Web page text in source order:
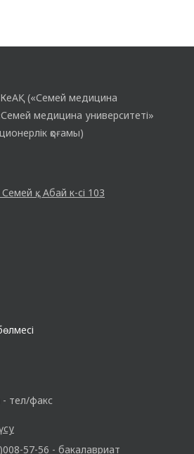
(«Семей медицина
медицина университеті»
қоғамы)
қ., Абай к-сі 103
- тел/факс
57-56 - бакалавриат